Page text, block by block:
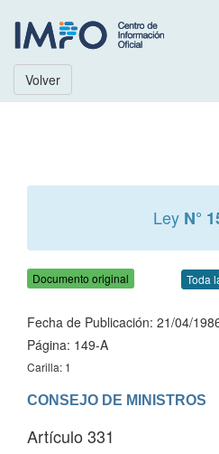
Volver
Ley N°
Documento original Toda
Fecha de Publicación: 21/04/
Página: 149-A
Carilla: 1
CONSEJO DE MINISTROS
Artículo 331